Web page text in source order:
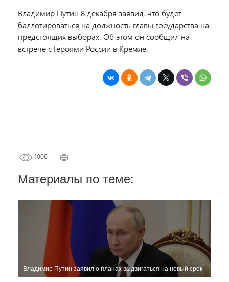
Владимир Путин 8 декабря заявил, что будет
баллотироваться на должность главы государства на
предстоящих выборах. Об этом он сообщил на
встрече с Героями России в Кремле.
1006
Материалы по теме:
Владимир Путин заявил о планах выдвигаться на новый срок